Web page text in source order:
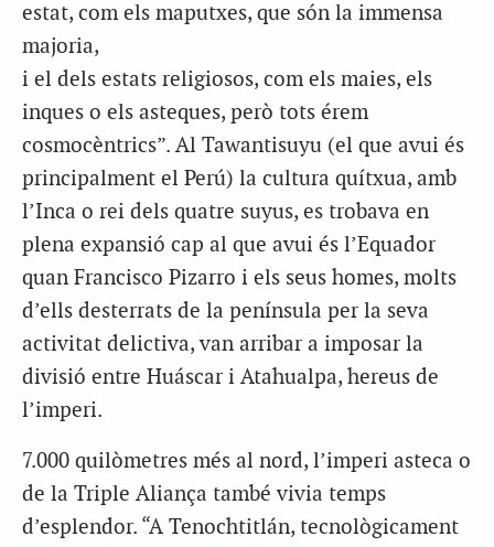
estat, com els maputxes, que són la immensa
majoria,
i el dels estats religiosos, com els maies, els
inques o els asteques, però tots érem
cosmocèntrics”. Al Tawantisuyu (el que avui és
principalment el Perú) la cultura quítxua, amb
l’Inca o rei dels quatre suyus, es trobava en
plena expansió cap al que avui és l’Equador
quan Francisco Pizarro i els seus homes, molts
d’ells desterrats de la península per la seva
activitat delictiva, van arribar a imposar la
divisió entre Huáscar i Atahualpa, hereus de
l’imperi.
7.000 quilòmetres més al nord, l’imperi asteca o
de la Triple Aliança també vivia temps
d’esplendor. “A Tenochtitlán, tecnològicament